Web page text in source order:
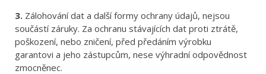
3. Zálohování dat a další formy ochrany údajů, nejsou
součástí záruky. Za ochranu stávajících dat proti ztrátě,
poškození, nebo zničení, před předáním výrobku
garantovi a jeho zástupcům, nese výhradní odpovědnost
zmocněnec.